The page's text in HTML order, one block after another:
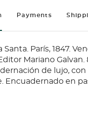
Payments
Santa. París, 1847.
Mariano Galvan.
de lujo,
Encuadernado en